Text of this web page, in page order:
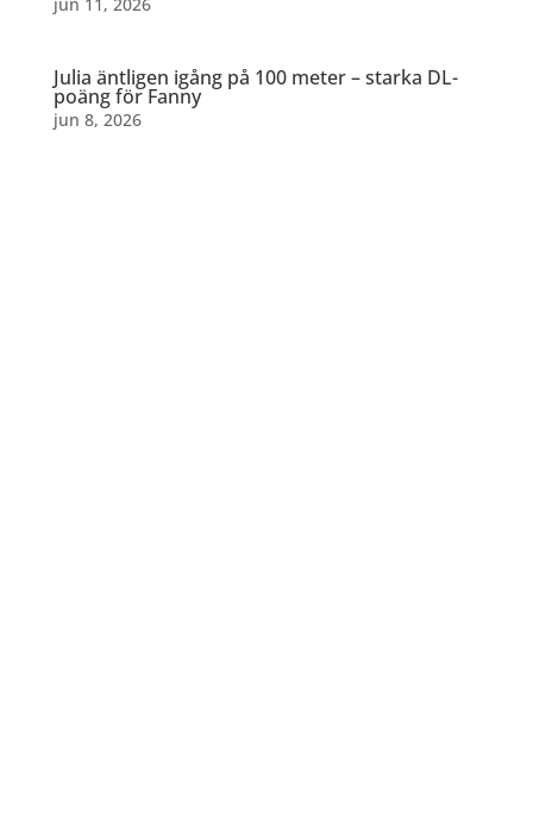
Julia äntligen igång på 100 meter – starka DL-
poäng för Fanny
jun 8, 2026